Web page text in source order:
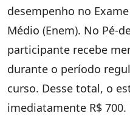
desempenho no
Médio (Enem). No Pé-
participante recebe
durante o período
curso. Desse total, o
imediatamente R$